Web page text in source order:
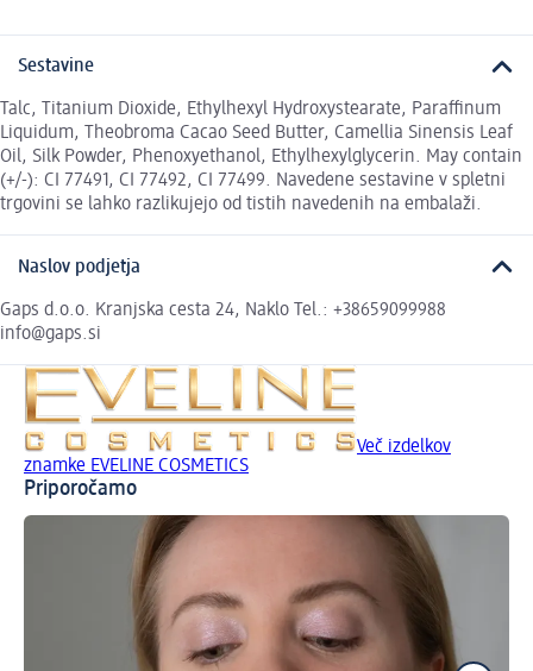
Sestavine
Talc, Titanium Dioxide, Ethylhexyl Hydroxystearate, Paraffinum
Liquidum, Theobroma Cacao Seed Butter, Camellia Sinensis Leaf
Oil, Silk Powder, Phenoxyethanol, Ethylhexylglycerin. May contain
(+/-): CI 77491, CI 77492, CI 77499. Navedene sestavine v spletni
trgovini se lahko razlikujejo od tistih navedenih na embalaži.
Naslov podjetja
Gaps d.o.o. Kranjska cesta 24, Naklo Tel.: +38659099988
info@gaps.si
Več izdelkov
znamke EVELINE COSMETICS
Priporočamo